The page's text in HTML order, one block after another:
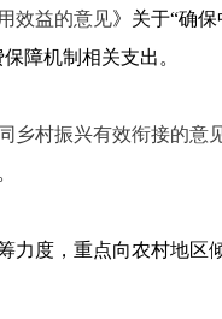
效益的意见》关于“确
障机制相关支出。
乡村振兴有效衔接的意
度，重点向农村地区